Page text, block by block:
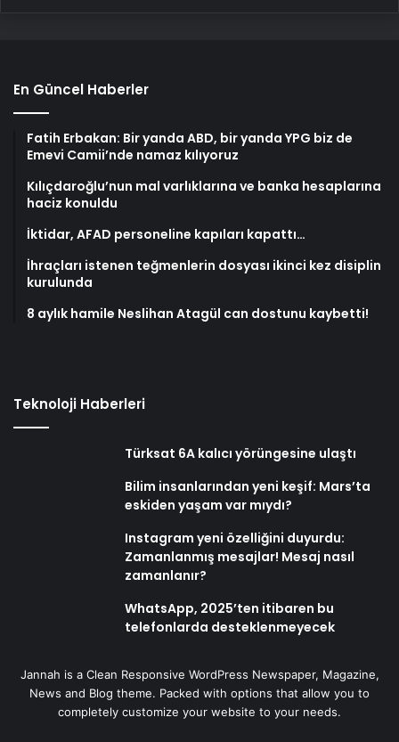
En Güncel Haberler
Fatih Erbakan: Bir yanda ABD, bir yanda YPG biz de
Emevi Camii’nde namaz kılıyoruz
Kılıçdaroğlu’nun mal varlıklarına ve banka hesaplarına
haciz konuldu
İktidar, AFAD personeline kapıları kapattı…
İhraçları istenen teğmenlerin dosyası ikinci kez disiplin
kurulunda
8 aylık hamile Neslihan Atagül can dostunu kaybetti!
Teknoloji Haberleri
Türksat 6A kalıcı yörüngesine ulaştı
Bilim insanlarından yeni keşif: Mars’ta
eskiden yaşam var mıydı?
Instagram yeni özelliğini duyurdu:
Zamanlanmış mesajlar! Mesaj nasıl
zamanlanır?
WhatsApp, 2025’ten itibaren bu
telefonlarda desteklenmeyecek
Jannah is a Clean Responsive WordPress Newspaper, Magazine,
News and Blog theme. Packed with options that allow you to
completely customize your website to your needs.